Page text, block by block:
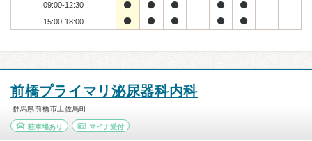
09:00-12:30
15:00-18:00
前橋プライマリ泌尿器科内科
群馬県前橋市上佐鳥町
駐車場あり マイナ受付